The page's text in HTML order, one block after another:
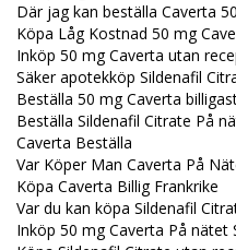
Där jag kan beställa Caverta
Köpa Låg Kostnad 50 mg
Inköp 50 mg Caverta utan
Säker apotekköp Sildenafil
Beställa 50 mg Caverta
Beställa Sildenafil Citrate På
Caverta Beställa
Var Köper Man Caverta På
Köpa Caverta Billig Frankrike
Var du kan köpa Sildenafil
Inköp 50 mg Caverta På nätet